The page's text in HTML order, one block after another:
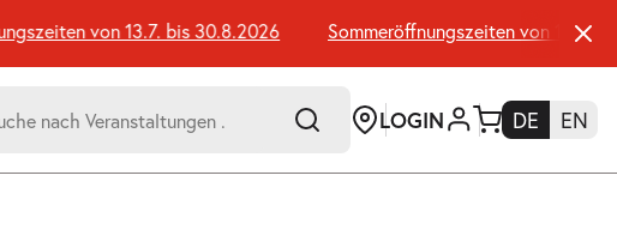
von 13.7. bis 30.8.2026 Sommeröffnungszeiten von 13.7. bis
LOGIN DE EN